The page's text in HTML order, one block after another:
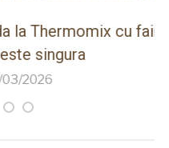
cu faina
singura